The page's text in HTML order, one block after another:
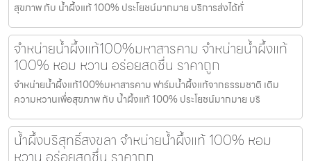
สุขภาพ กับ น้ำผึ้งแท้ 100% ประโยชน์มากมาย บริการส่งได้ทั่
จำหน่ายน้ำผึ้งแท้100%มหาสารคาม จำหน่ายน้ำผึ้งแท้
100% หอม หวาน อร่อยสดชื่น ราคาถูก
จำหน่ายน้ำผึ้งแท้100%มหาสารคาม ฟาร์มน้ำผึ้งแท้จากธรรมชาติ เติม
ความหวานเพื่อสุขภาพ กับ น้ำผึ้งแท้ 100% ประโยชน์มากมาย บริ
น้ำผึ้งบริสุทธิ์สงขลา จำหน่ายน้ำผึ้งแท้ 100% หอม